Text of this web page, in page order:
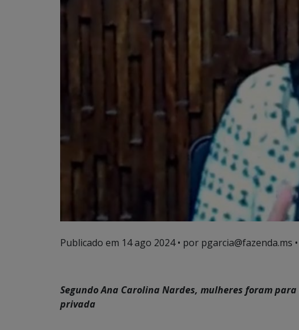
Publicado em 14 ago 2024• por pgarcia@fazenda.ms •
Segundo Ana Carolina Nardes, mulheres foram
privada